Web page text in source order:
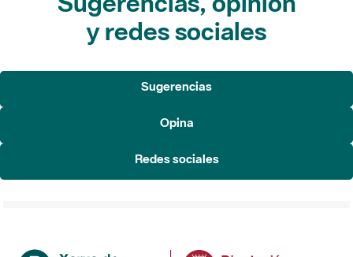
y redes sociales
Sugerencias
Opina
Redes sociales